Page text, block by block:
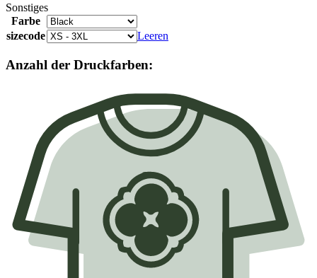
Sonstiges
Farbe
sizecode
Leeren
Anzahl der Druckfarben: